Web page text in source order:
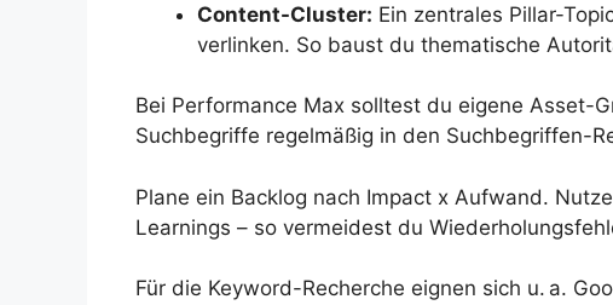
Content-Cluster: Ein zentrales Pillar-
verlinken. So baust du thematische
Bei Performance Max solltest du eigene Asset-
Suchbegriffe regelmäßig in den Suchbegriffen-
Plane ein Backlog nach Impact x Aufwand.
Learnings – so vermeidest du
Für die Keyword-Recherche eignen sich u. a.